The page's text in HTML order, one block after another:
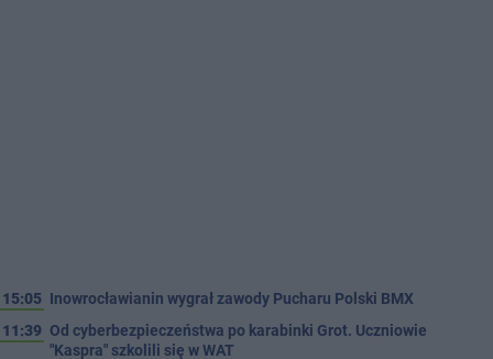
15:05 Inowrocławianin wygrał zawody Pucharu Polski BMX
11:39 Od cyberbezpieczeństwa po karabinki Grot. Uczniowie
"Kaspra" szkolili się w WAT